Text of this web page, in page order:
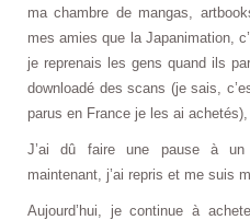
ma chambre de mangas,
mes amies que la Japanimation,
je reprenais les gens quand ils
downloadé des scans (je sais,
parus en France je les ai achetés),
J’ai dû faire une pause à un
maintenant, j’ai repris et me suis
Aujourd’hui, je continue à